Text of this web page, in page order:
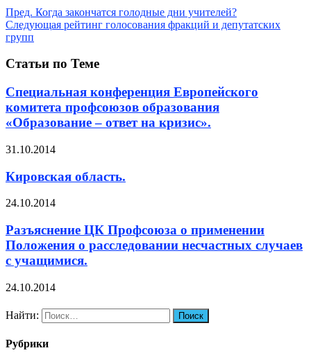
Пред. Когда закончатся голодные дни учителей?
Следующая рейтинг голосования фракций и депутатских
групп
Статьи по Теме
Специальная конференция Европейского
комитета профсоюзов образования
«Образование – ответ на кризис».
31.10.2014
Кировская область.
24.10.2014
Разъяснение ЦК Профсоюза о применении
Положения о расследовании несчастных случаев
с учащимися.
24.10.2014
Найти:
Рубрики